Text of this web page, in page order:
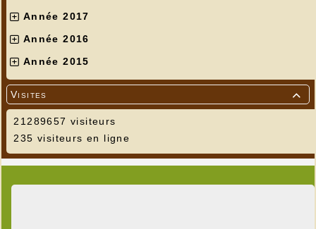
Année 2017
Année 2016
Année 2015

Visites
21289657 visiteurs
235 visiteurs en ligne